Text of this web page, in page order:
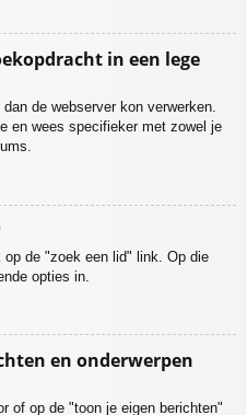
in een lege
de webserver kon verwerken.
en wees specifieker met zowel je
de "zoek een lid" link. Op die
opties in.
en onderwerpen
of op de "toon je eigen berichten"